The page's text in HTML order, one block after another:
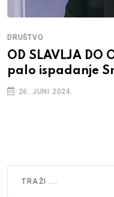
DRUŠTVO
OD SLAVLJA DO
palo ispadanje
26. JUNI 2024.